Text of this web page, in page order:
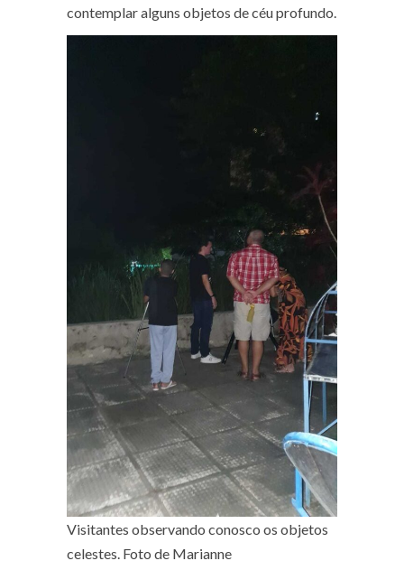
contemplar alguns objetos de céu profundo.
Visitantes observando conosco os objetos
celestes. Foto de Marianne